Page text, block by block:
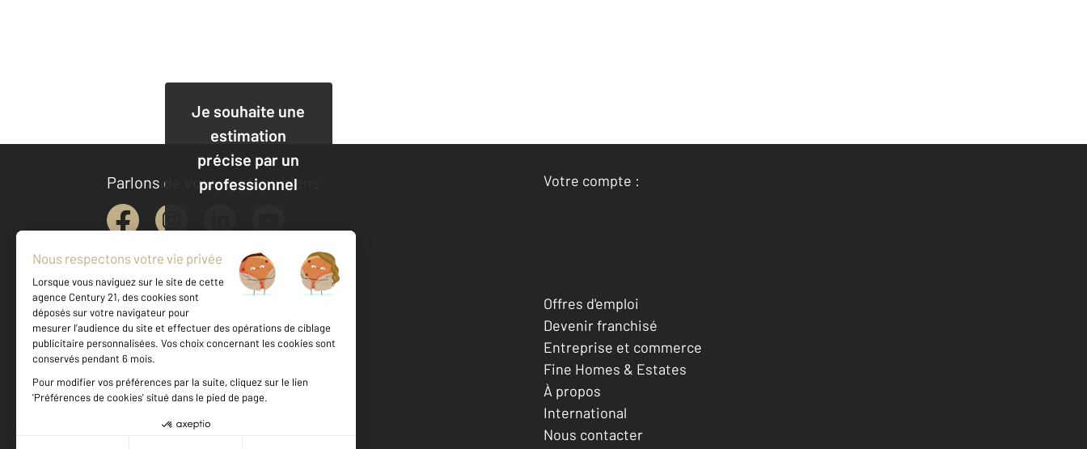
Je souhaite une
estimation
précise par un
professionnel
Je demande
une
estimation
Parlons de vous, parlons biens
Votre compte :
Accéder à mon compte
Votre agence est notée
Achat
Offres d'emploi
Devenir franchisé
Entreprise et commerce
Fine Homes & Estates
À propos
International
Nous contacter